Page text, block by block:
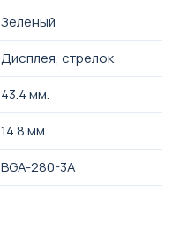
Зеленый
Дисплея, стрелок
43.4 мм.
14.8 мм.
BGA-280-3A